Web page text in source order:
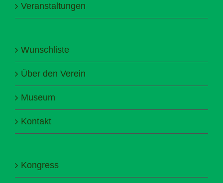
Veranstaltungen
Wunschliste
Über den Verein
Museum
Kontakt
Kongress